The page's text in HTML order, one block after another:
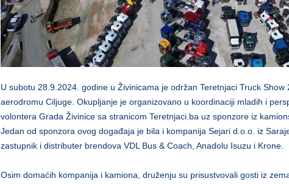
U subotu 28.9.2024. godine u Živinicama je održan Teretnjaci Truck Show
aerodromu Ciljuge. Okupljanje je organizovano u koordinaciji mladih i
volontera Grada Živinice sa stranicom Teretnjaci.ba uz sponzore iz
Jedan od sponzora ovog događaja je bila i kompanija Sejari d.o.o. iz
zastupnik i distributer brendova VDL Bus & Coach, Anadolu Isuzu i Krone.
Osim domaćih kompanija i kamiona, druženju su prisustvovali gosti iz